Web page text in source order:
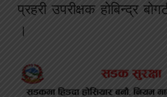
प्रहरी उपरीक्षक होबिन्द्र
।